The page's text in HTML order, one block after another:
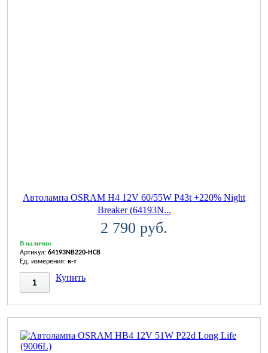
Автолампа OSRAM H4 12V 60/55W P43t +220% Night
Breaker (64193N...
2 790 руб.
В наличии
Артикул: 64193NB220-HCB
Ед. измерения: к-т
Купить